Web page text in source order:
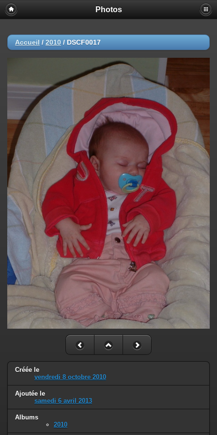
Photos
Accueil / 2010 / DSCF0017
Créée le
vendredi 8 octobre 2010
Ajoutée le
samedi 6 avril 2013
Albums
2010